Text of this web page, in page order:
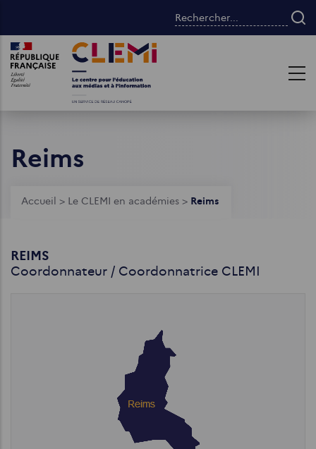
contenu
principal
Rechercher...
Images Images
Reims
Fil
Accueil > Le CLEMI en académies > Reims
REIMS
Coordonnateur / Coordonnatrice CLEMI